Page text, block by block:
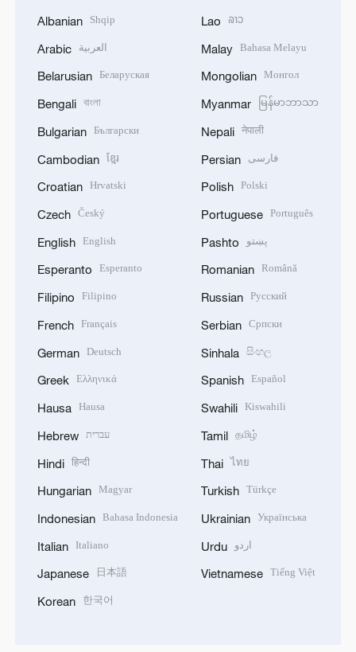
Albanian Shqip
Arabic العربية
Belarusian Беларуская
Bengali বাংলা
Bulgarian Български
Cambodian ខ្មែរ
Croatian Hrvatski
Czech Český
English English
Esperanto Esperanto
Filipino Filipino
French Français
German Deutsch
Greek Ελληνικά
Hausa Hausa
Hebrew עברית
Hindi हिन्दी
Hungarian Magyar
Indonesian Bahasa Indonesia
Italian Italiano
Japanese 日本語
Korean 한국어
Lao ລາວ
Malay Bahasa Melayu
Mongolian Монгол
Myanmar မြန်မာဘာသာ
Nepali नेपाली
Persian فارسی
Polish Polski
Portuguese Português
Pashto پښتو
Romanian Română
Russian Русский
Serbian Српски
Sinhala සිංහල
Spanish Español
Swahili Kiswahili
Tamil தமிழ்
Thai ไทย
Turkish Türkçe
Ukrainian Українська
Urdu اردو
Vietnamese Tiếng Việt